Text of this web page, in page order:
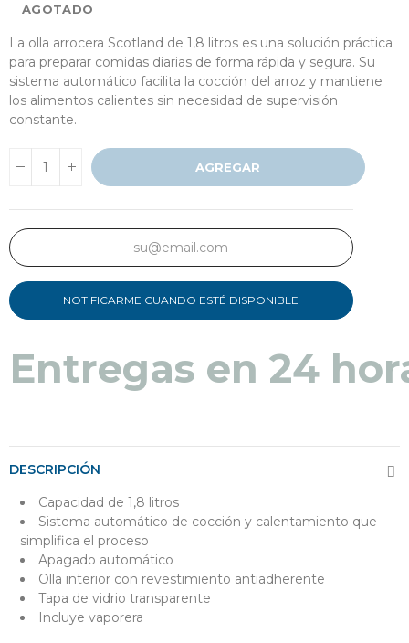
AGOTADO
La olla arrocera Scotland de 1,8 litros es una solución práctica
para preparar comidas diarias de forma rápida y segura. Su
sistema automático facilita la cocción del arroz y mantiene
los alimentos calientes sin necesidad de supervisión
constante.
AGREGAR
NOTIFICARME CUANDO ESTÉ DISPONIBLE
Entregas en 24
DESCRIPCIÓN
Capacidad de 1,8 litros
Sistema automático de cocción y calentamiento que
simplifica el proceso
Apagado automático
Olla interior con revestimiento antiadherente
Tapa de vidrio transparente
Incluye vaporera